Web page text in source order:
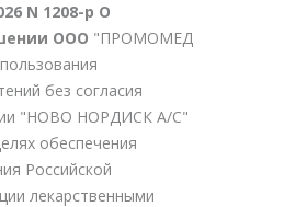
N 1208-р О
ООО "ПРОМОМЕД
без согласия
"НОВО НОРДИСК А/С"
обеспечения
Российской
лекарственными